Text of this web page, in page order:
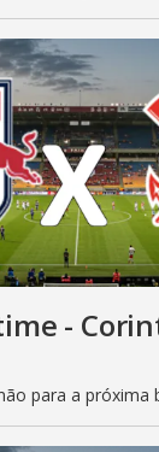
-
para a próxima